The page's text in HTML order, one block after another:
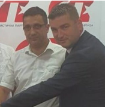
energetske
efikasnosti
za
domaćnistva